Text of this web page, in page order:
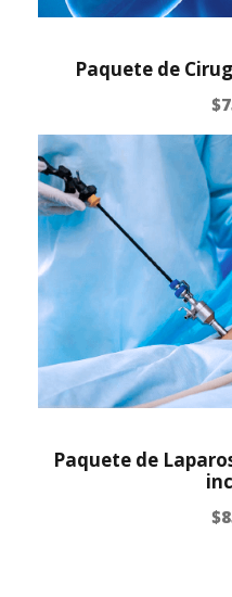
Paquete de
$
Paquete de
$